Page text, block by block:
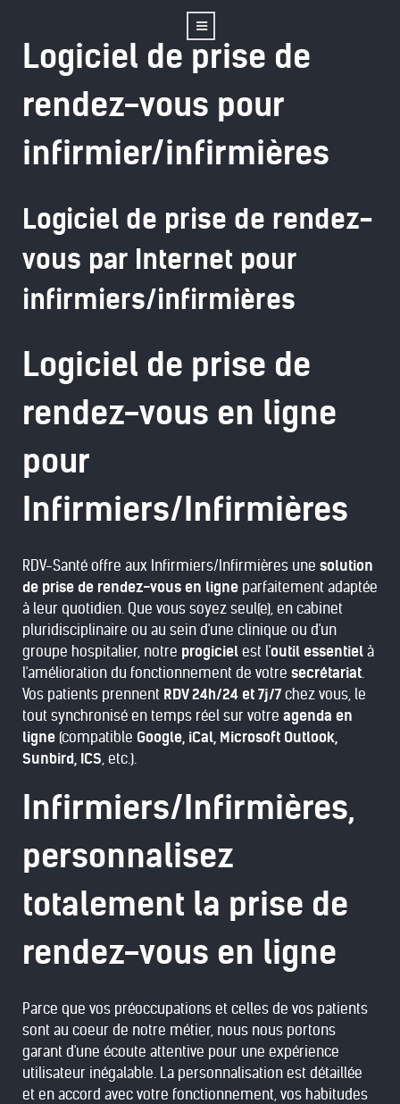
Logiciel de prise de
rendez-vous pour
infirmier/infirmières
Logiciel de prise de rendez-
vous par Internet pour
infirmiers/infirmières
Logiciel de prise de
rendez-vous en ligne
pour
Infirmiers/Infirmières
RDV-Santé offre aux Infirmiers/Infirmières une solution
de prise de rendez-vous en ligne parfaitement adaptée
à leur quotidien. Que vous soyez seul(e), en cabinet
pluridisciplinaire ou au sein d'une clinique ou d'un
groupe hospitalier, notre progiciel est l'outil essentiel à
l'amélioration du fonctionnement de votre secrétariat.
Vos patients prennent RDV 24h/24 et 7j/7chez vous, le
tout synchronisé en temps réel sur votre agenda en
ligne (compatible Google, iCal, Microsoft Outlook,
Sunbird, ICS, etc.).
Infirmiers/Infirmières,
personnalisez
totalement la prise de
rendez-vous en ligne
Parce que vos préoccupations et celles de vos patients
sont au coeur de notre métier, nous nous portons
garant d'une écoute attentive pour une expérience
utilisateur inégalable. La personnalisation est détaillée
et en accord avec votre fonctionnement, vos habitudes